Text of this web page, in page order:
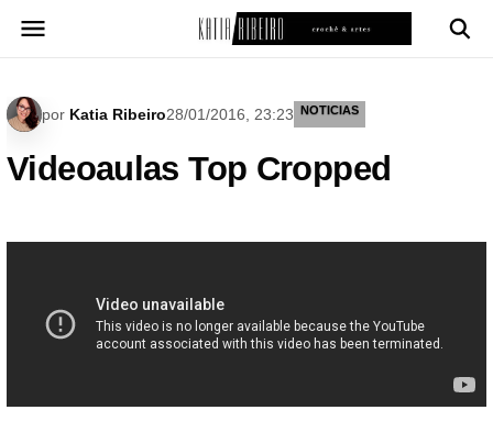
para
por Katia Ribeiro28/01/2016, 23:23 NOTICIAS
Videoaulas Top Cropped